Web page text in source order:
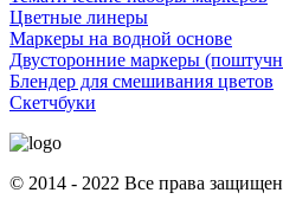
Цветные линеры
Маркеры на водной основе
Двусторонние маркеры
Блендер для смешивания цветов
Скетчбуки
© 2014 - 2022 Все права